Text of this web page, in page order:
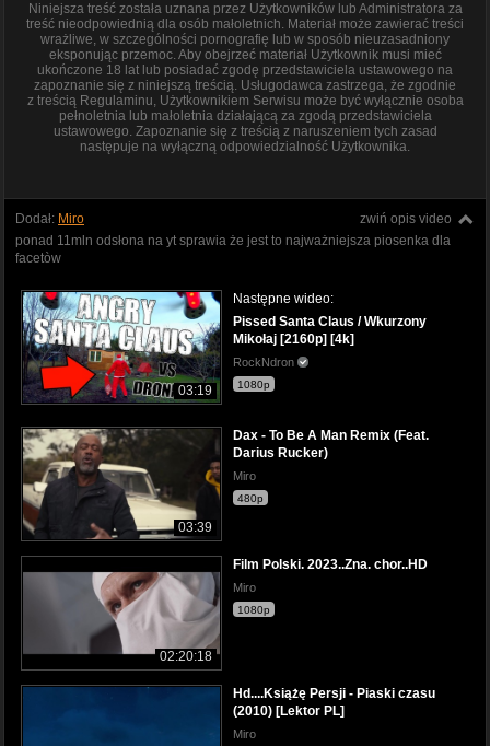
Niniejsza treść została uznana przez Użytkowników lub Administratora za
treść nieodpowiednią dla osób małoletnich. Materiał może zawierać treści
wrażliwe, w szczególności pornografię lub w sposób nieuzasadniony
eksponując przemoc. Aby obejrzeć materiał Użytkownik musi mieć
ukończone 18 lat lub posiadać zgodę przedstawiciela ustawowego na
zapoznanie się z niniejszą treścią. Usługodawca zastrzega, że zgodnie
z treścią Regulaminu, Użytkownikiem Serwisu może być wyłącznie osoba
pełnoletnia lub małoletnia działającą za zgodą przedstawiciela
ustawowego. Zapoznanie się z treścią z naruszeniem tych zasad
następuje na wyłączną odpowiedzialność Użytkownika.
zwiń opis video
Dodał: Miro
ponad 11mln odsłona na yt sprawia że jest to najważniejsza piosenka dla
facetòw
03:19
Następne wideo:
Pissed Santa Claus / Wkurzony
Mikołaj [2160p] [4k]
RockNdron
1080p
03:39
Dax - To Be A Man Remix (Feat.
Darius Rucker)
Miro
480p
02:20:18
Film Polski. 2023..Zna. chor..HD
Miro
1080p
Hd....Książę Persji - Piaski czasu
(2010) [Lektor PL]
Miro